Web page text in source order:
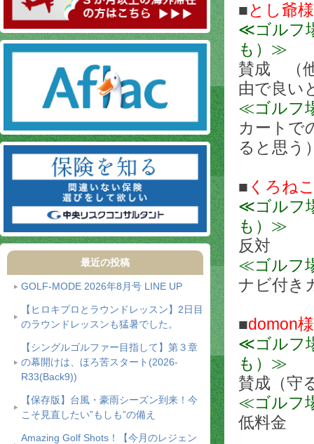
最近の投稿
GOLF-MODE 2026年8月号 LINE UP
【ヒロキプロとラウンドレッスン】2日目
のラウンドレッスンも猛暑でした。
【シングルゴルファー目指して】第３章
の幕開けは、ほろ苦スタート(2026-
R33(Back9))
【保存版】台風・豪雨シーズン到来！今
こそ見直したい”もしも”の備え
Amazing Golf Shots！【今月のレジェン
■とし爺様
≪ゴルフ
も）≫
賛成 （
由で良い
≪ゴルフ
カートで
ると思う
■ くろね
≪ゴルフ
も）≫
反対
≪ゴルフ
ナビ付き
■domon様
≪ゴルフ
も）≫
賛成（守
≪ゴルフ
低料金